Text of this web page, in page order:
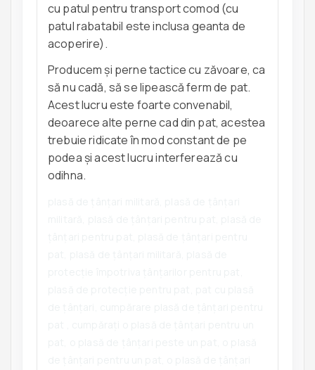
cu patul pentru transport comod (cu
patul rabatabil este inclusa geanta de
acoperire).
Producem și perne tactice cu zăvoare, ca
să nu cadă, să se lipească ferm de pat.
Acest lucru este foarte convenabil,
deoarece alte perne cad din pat, acestea
trebuie ridicate în mod constant de pe
podea și acest lucru interferează cu
odihna.